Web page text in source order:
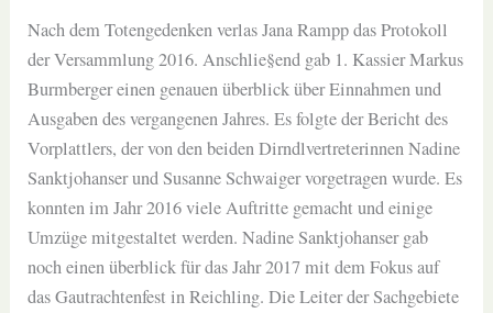
Nach dem Totengedenken verlas Jana Rampp das Protokoll
der Versammlung 2016. Anschlie§end gab 1. Kassier Markus
Burmberger einen genauen überblick über Einnahmen und
Ausgaben des vergangenen Jahres. Es folgte der Bericht des
Vorplattlers, der von den beiden Dirndlvertreterinnen Nadine
Sanktjohanser und Susanne Schwaiger vorgetragen wurde. Es
konnten im Jahr 2016 viele Auftritte gemacht und einige
Umzüge mitgestaltet werden. Nadine Sanktjohanser gab
noch einen überblick für das Jahr 2017 mit dem Fokus auf
das Gautrachtenfest in Reichling. Die Leiter der Sachgebiete